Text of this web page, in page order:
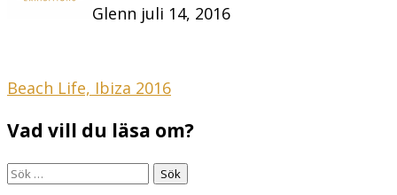
Glenn juli 14, 2016
Inläggsnavigering
Beach Life, Ibiza 2016
Vad vill du läsa om?
Sök